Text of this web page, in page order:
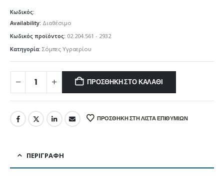
Κωδικός:
Availability: Διαθέσιμο
Κωδικός προϊόντος: 02.204.561 - 2932
Κατηγορία: Σόμπες Υγραερίου
ΠΡΟΣΘΉΚΗ ΣΤΟ ΚΑΛΆΘΙ
ΠΡΟΣΘΉΚΗ ΣΤΗ ΛΊΣΤΑ ΕΠΙΘΥΜΙΏΝ
ΠΕΡΙΓΡΑΦΉ